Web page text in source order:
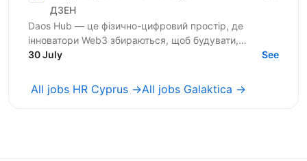
ДЗЕН
Daos Hub — це фізично-цифровий простір, де
інноватори Web3 збираються, щоб будувати,
співпрацювати та розвиватися. Наш флагманський
30 July See
All jobs HR Cyprus →All jobs Galaktica →